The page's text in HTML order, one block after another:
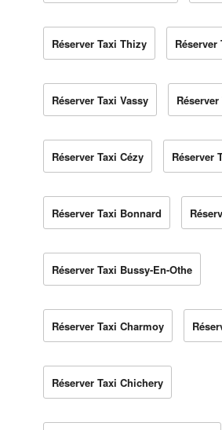
Réserver Taxi Thizy
Réserver Taxi Vassy
Réserver Taxi Cézy Réserver
Réserver Taxi Bonnard
Réserver Taxi Bussy-En-Othe
Réserver Taxi Charmoy
Réserver Taxi Chichery